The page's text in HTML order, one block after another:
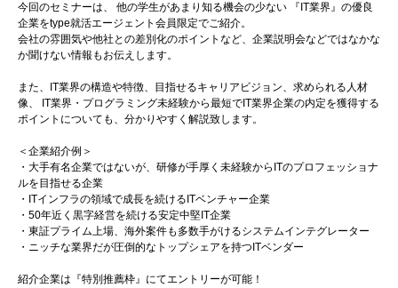
今回のセミナーは、 他の学生があまり知る機会の少ない 『IT業界』の優良
企業をtype就活エージェント会員限定でご紹介。
会社の雰囲気や他社との差別化のポイントなど、企業説明会などではなかな
か聞けない情報もお伝えします。
また、IT業界の構造や特徴、目指せるキャリアビジョン、求められる人材
像、 IT業界・プログラミング未経験から最短でIT業界企業の内定を獲得する
ポイントについても、分かりやすく解説致します。
＜企業紹介例＞
・大手有名企業ではないが、研修が手厚く未経験からITのプロフェッショナ
ルを目指せる企業
・ITインフラの領域で成長を続けるITベンチャー企業
・50年近く黒字経営を続ける安定中堅IT企業
・東証プライム上場、海外案件も多数手がけるシステムインテグレーター
・ニッチな業界だが圧倒的なトップシェアを持つITベンダー
紹介企業は『特別推薦枠』にてエントリーが可能！